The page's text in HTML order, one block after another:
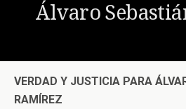
Álvaro
VERDAD Y JUSTICIA PARA
RAMÍREZ